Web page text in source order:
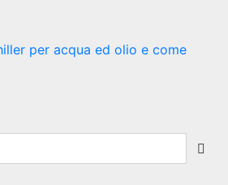
per acqua ed olio e come